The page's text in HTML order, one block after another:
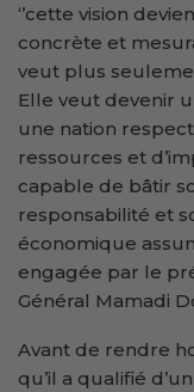
‘’cette vision
concrète et
veut plus
Elle veut devenir
une nation
ressources et
capable de bâtir
responsabilité et
économique
engagée par le
Général Mamadi
Avant de rendre
qu’il a qualifié